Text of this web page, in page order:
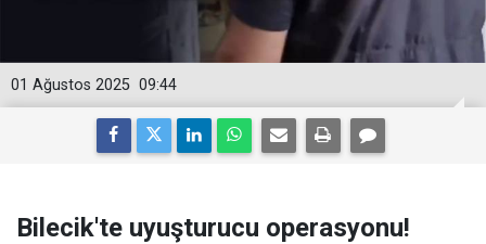
09:44
01 Ağustos 2025
Bilecik'te uyuşturucu operasyonu!